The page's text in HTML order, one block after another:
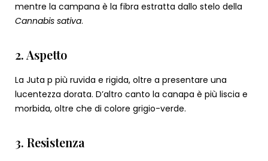
mentre la campana è la fibra estratta dallo stelo della
Cannabis sativa.
2. Aspetto
La Juta p più ruvida e rigida, oltre a presentare una
lucentezza dorata. D’altro canto la canapa è più liscia e
morbida, oltre che di colore grigio-verde.
3. Resistenza